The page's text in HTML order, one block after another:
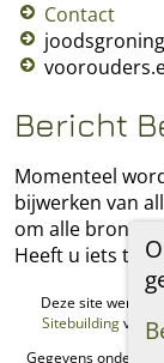
Contact
Bericht
Momenteel
bijwerken van
om alle
Heeft u iets toe
Deze site werd
Sitebuildingv.
Gegevens